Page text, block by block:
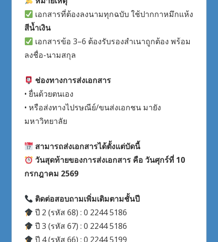
เอกสารที่ต้องลงนามทุกฉบับ ใช้ปากกาหมึกแห้ง
สีน้ำเงิน
เอกสารข้อ 3–6 ต้องรับรองสำเนาถูกต้อง พร้อม
ลงชื่อ-นามสกุล
ช่องทางการส่งเอกสาร
• ยื่นด้วยตนเอง
• หรือส่งทางไปรษณีย์/ขนส่งเอกชน มายัง
มหาวิทยาลัย
สามารถส่งเอกสารได้ตั้งแต่บัดนี้
วันสุดท้ายของการส่งเอกสาร คือ วันศุกร์ที่ 10
กรกฎาคม 2569
ติดต่อสอบถามเพิ่มเติมตามชั้นปี
ปี 2 (รหัส 68) : 0 2244 5186
ปี 3 (รหัส 67) : 0 2244 5186
ปี 4 (รหัส 66) : 0 2244 5199